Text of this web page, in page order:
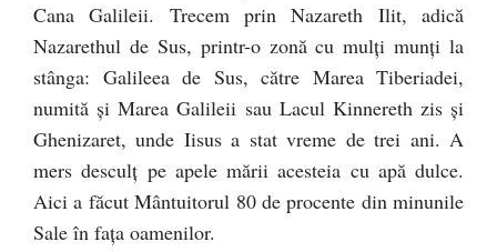
Cana Galileii. Trecem prin Nazareth Ilit, adică
Nazarethul de Sus, printr-o zonă cu mulţi munţi la
stânga: Galileea de Sus, către Marea Tiberiadei,
numită şi Marea Galileii sau Lacul Kinnereth zis şi
Ghenizaret, unde Iisus a stat vreme de trei ani. A
mers desculţ pe apele mării acesteia cu apă dulce.
Aici a făcut Mântuitorul 80 de procente din minunile
Sale în faţa oamenilor.